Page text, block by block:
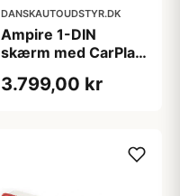
DANSKAUTOUDSTYR.DK
Ampire 1-DIN
skærm med CarPlay
3.799,00 kr